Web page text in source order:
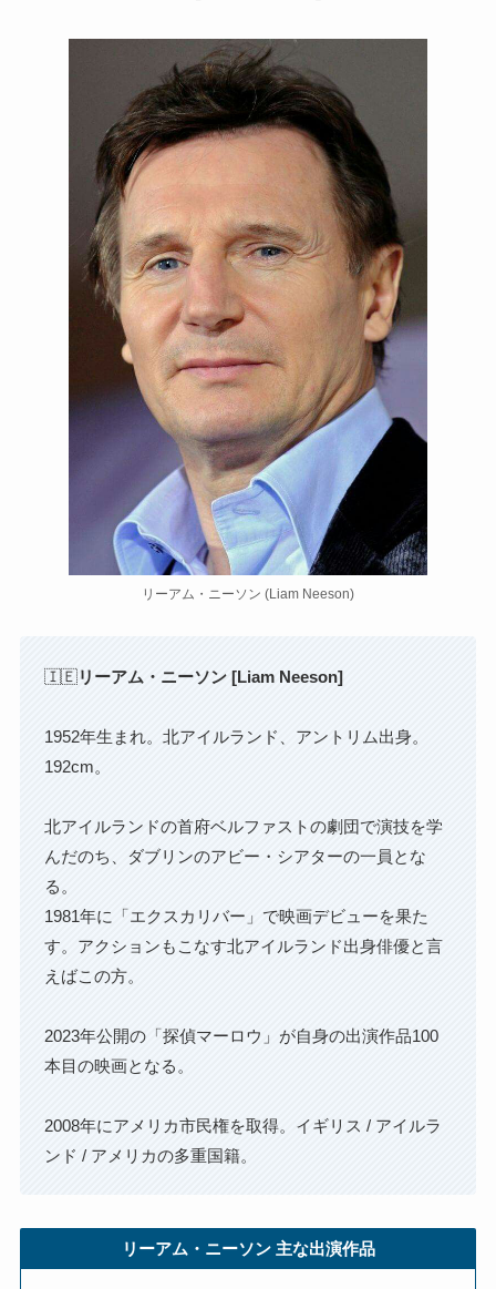
リーアム・ニーソン (Liam Neeson)
🇮🇪リーアム・ニーソン [Liam Neeson]
1952年生まれ。北アイルランド、アントリム出身。
192cm。
北アイルランドの首府ベルファストの劇団で演技を学
んだのち、ダブリンのアビー・シアターの一員とな
る。
1981年に「エクスカリバー」で映画デビューを果た
す。アクションもこなす北アイルランド出身俳優と言
えばこの方。
2023年公開の「探偵マーロウ」が自身の出演作品100
本目の映画となる。
2008年にアメリカ市民権を取得。イギリス / アイルラ
ンド / アメリカの多重国籍。
リーアム・ニーソン 主な出演作品